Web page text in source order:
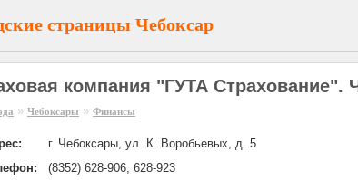
страницы Чебоксар
компания "ГУТА Страхование".
» Чебоксары » Финансы
г. Чебоксары, ул. К. Воробьевых, д. 5
(8352) 628-906, 628-923